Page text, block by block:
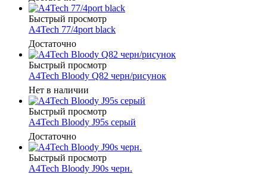
Быстрый просмотр
A4Tech 77/4port black
Достаточно
Быстрый просмотр
A4Tech Bloody Q82 черн/рисунок
Нет в наличии
Быстрый просмотр
A4Tech Bloody J95s серый
Достаточно
Быстрый просмотр
A4Tech Bloody J90s черн.